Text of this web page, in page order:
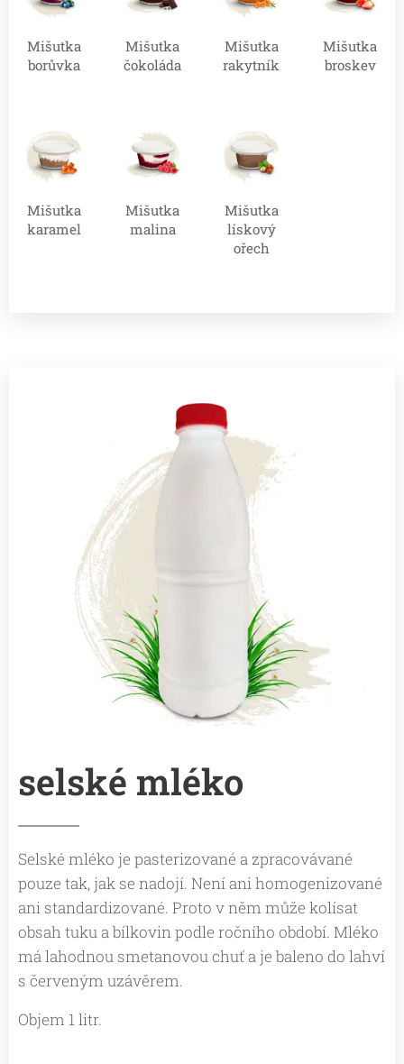
Mišutka
borůvka
Mišutka
čokoláda
Mišutka
rakytník
Mišutka
broskev
Mišutka
karamel
Mišutka
malina
Mišutka
lískový
ořech
selské mléko
Selské mléko je pasterizované a zpracovávané
pouze tak, jak se nadojí. Není ani homogenizované
ani standardizované. Proto v něm může kolísat
obsah tuku a bílkovin podle ročního období. Mléko
má lahodnou smetanovou chuť a je baleno do lahví
s červeným uzávěrem.
Objem 1 litr.